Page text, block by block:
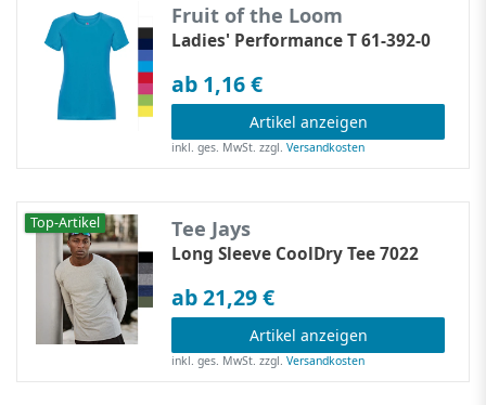
Fruit of the Loom
Ladies' Performance T 61-392-0
ab 1,16 €
Artikel anzeigen
inkl. ges. MwSt. zzgl.Versandkosten
Top-Artikel Tee Jays
Long Sleeve CoolDry Tee 7022
ab 21,29 €
Artikel anzeigen
inkl. ges. MwSt. zzgl.Versandkosten